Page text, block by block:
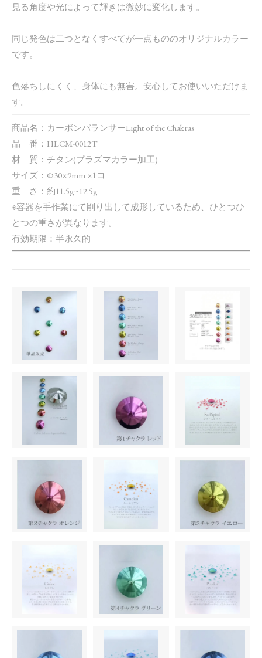
見る角度や光によって輝きは微妙に変化します。
同じ発色は二つとなくすべてが一点もののオリジナルカラー
です。
色落ちしにくく、身体にも無害。安心してお使いいただけま
す。
商品名：カーボンバランサーLight of the Chakras
品 番：HLCM-0012T
材 質：チタン(プラズマカラー加工)
サイズ：Φ30×9mm ×1コ
重 さ：約11.5g~12.5g
※容器を手作業にて削り出して成形しているため、ひとつひ
とつの重さが異なります。
有効期限：半永久的